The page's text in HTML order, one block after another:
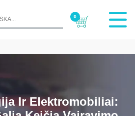
0
Ir Elektromobiliai: